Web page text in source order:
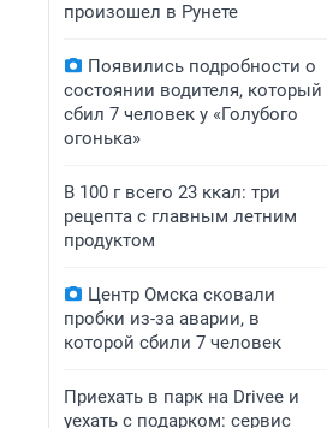
произошел в Рунете
Появились подробности о
состоянии водителя, который
сбил 7 человек у «Голубого
огонька»
В 100 г всего 23 ккал: три
рецепта с главным летним
продуктом
Центр Омска сковали
пробки из-за аварии, в
которой сбили 7 человек
Приехать в парк на Drivee и
уехать с подарком: сервис